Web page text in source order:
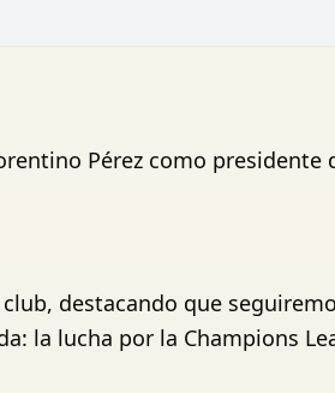
Pérez como presidente
destacando que
la lucha por la Champions